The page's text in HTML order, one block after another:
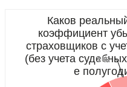
Каков
коэффициент
страховщиков с
(без учета
е
7 %
7 %